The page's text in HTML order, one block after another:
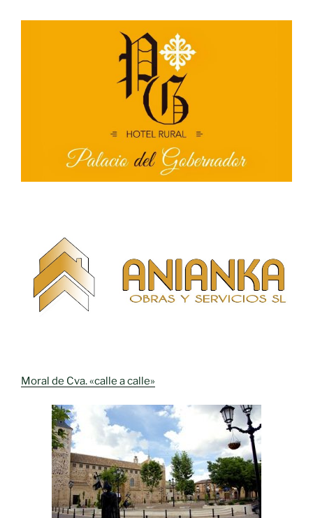
Moral de Cva. «calle a calle»